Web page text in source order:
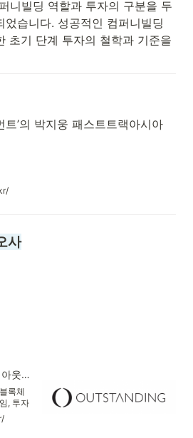
니빌딩 역할과 투자의 구분을 두
습니다. 성공적인 컴퍼니빌딩
초기 단계 투자의 철학과 기준을
트’의 박지웅 패스트트랙아시아
사
쉽고 재미있는 IT뉴스, 아웃스탠딩!
록체
, 투자
는 이
니다.